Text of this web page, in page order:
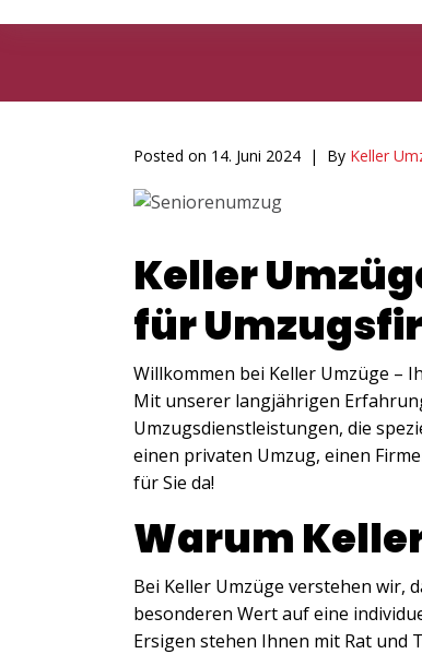
Posted on 14. Juni 2024 By Keller
Keller
für
Willkommen bei Keller Umzüge –
Mit unserer langjährigen
Umzugsdienstleistungen, die
einen privaten Umzug, einen
für Sie da!
Warum
Bei Keller Umzüge verstehen wir,
besonderen Wert auf eine
Ersigen stehen Ihnen mit Rat und